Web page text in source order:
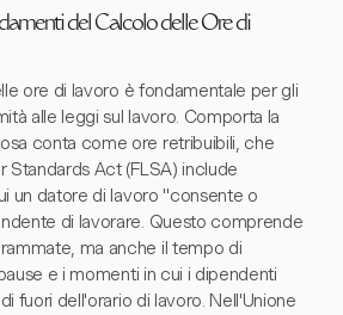
del Calcolo delle Ore di
ore di lavoro è fondamentale per gli
alle leggi sul lavoro. Comporta la
conta come ore retribuibili, che
Standards Act (FLSA) include
un datore di lavoro "consente o
di lavorare. Questo comprende
ma anche il tempo di
e i momenti in cui i dipendenti
fuori dell'orario di lavoro. Nell'Unione